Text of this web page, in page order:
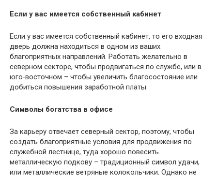
Если у вас имеется собственный кабинет
Если у вас имеется собственный кабинет, то его входная
дверь должна находиться в одном из ваших
благоприятных направлений. Работать желательно в
северном секторе, чтобы продвигаться по службе, или в
юго‑восточном – чтобы увеличить благосостояние или
добиться повышения заработной платы.
Символы богатства в офисе
За карьеру отвечает северный сектор, поэтому, чтобы
создать благоприятные условия для продвижения по
служебной лестнице, туда хорошо повесить
металлическую подкову – традиционный символ удачи,
или металлические ветряные колокольчики. Однако не